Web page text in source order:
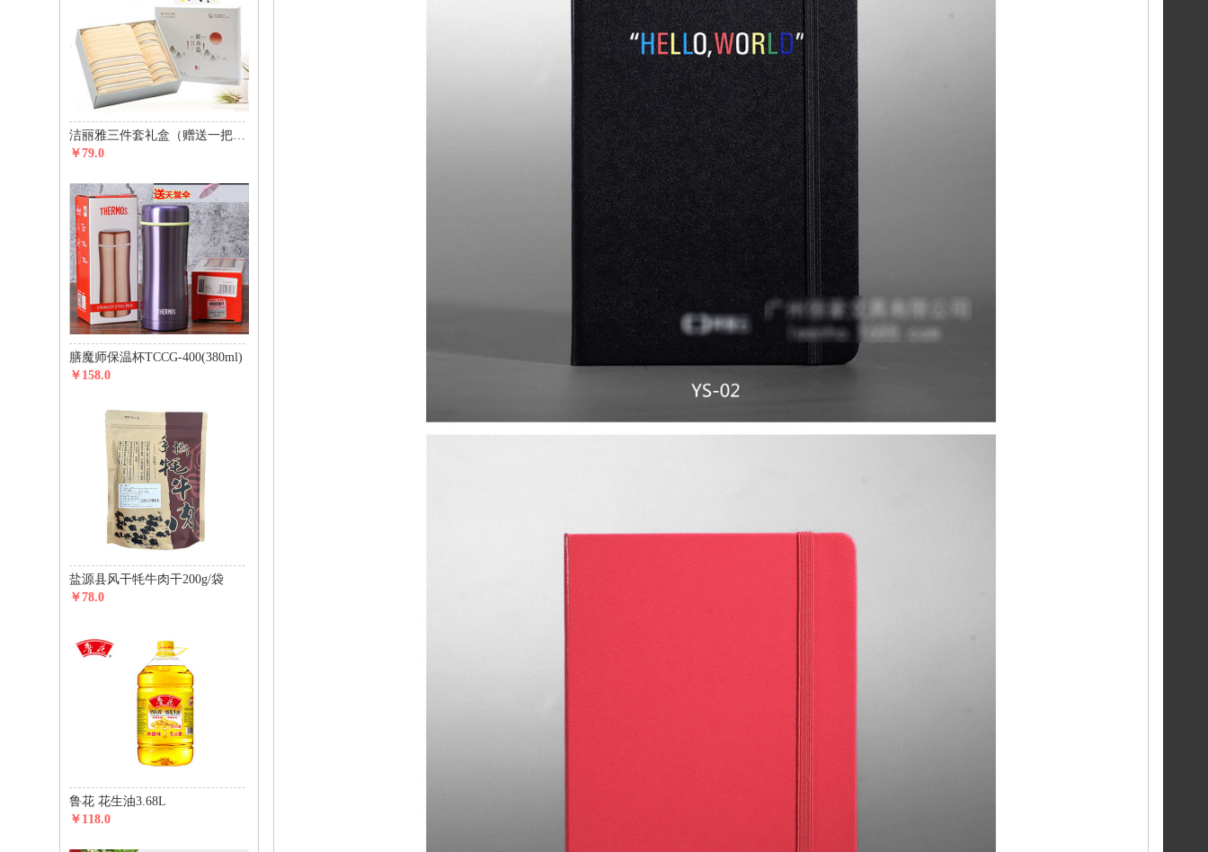
洁丽雅三件套礼盒（赠送一把价值29元天堂伞）
￥79.0
膳魔师保温杯TCCG-400(380ml)
￥158.0
盐源县风干牦牛肉干200g/袋
￥78.0
鲁花 花生油3.68L
￥118.0